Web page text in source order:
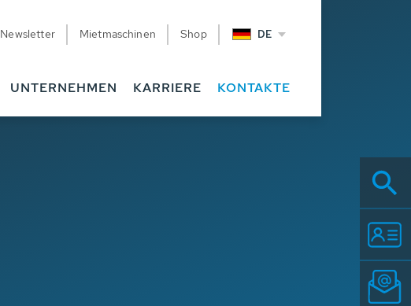
Newsletter Mietmaschinen Shop DE
UNTERNEHMEN KARRIERE KONTAKTE